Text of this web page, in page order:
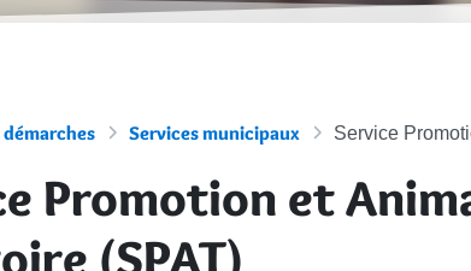
démarches Services municipaux Service
Promotion et
(SPAT)